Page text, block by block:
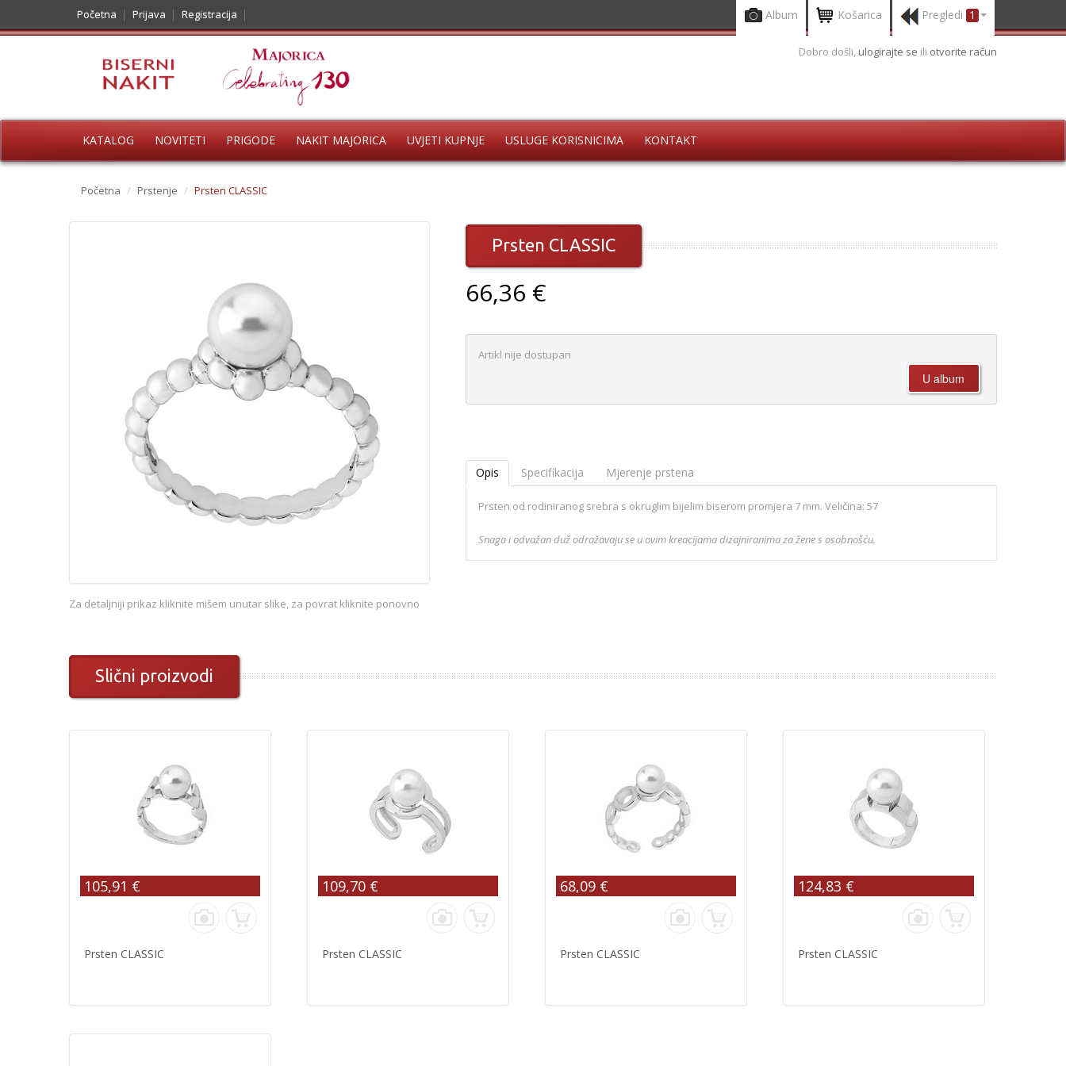
Početna Prijava Registracija Album Košarica Pregledi 1
Dobro došli, ulogirajte se ili otvorite račun
KATALOG NOVITETI PRIGODE NAKIT MAJORICA UVJETI KUPNJE USLUGE KORISNICIMA KONTAKT
Početna / Prstenje / Prsten CLASSIC
Za detaljniji prikaz kliknite mišem unutar slike, za povrat kliknite ponovno
Prsten CLASSIC
66,36 €
Artikl nije dostupan
Opis Specifikacija Mjerenje prstena
Prsten od rodiniranog srebra s okruglim bijelim biserom promjera 7 mm. Veličina: 57
Snaga i odvažan duž odražavaju se u ovim kreacijama dizajniranima za žene s osobnošću.
Slični proizvodi
105,91 €
Prsten CLASSIC
109,70 €
Prsten CLASSIC
68,09 €
Prsten CLASSIC
124,83 €
Prsten CLASSIC